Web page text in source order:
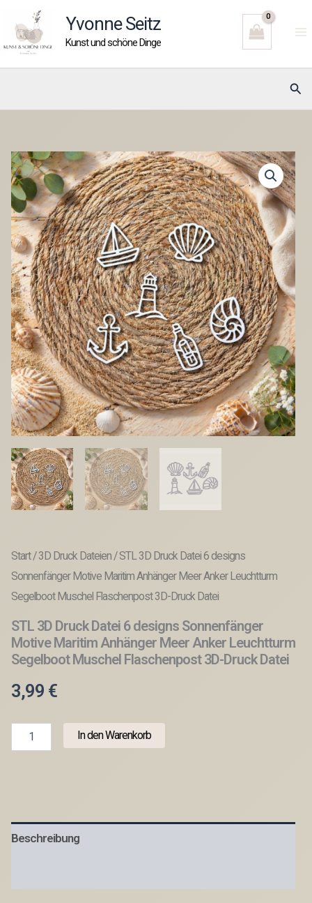
Inhalt
springen
Yvonne Seitz
Kunst und schöne Dinge
Start/3D Druck Dateien/ STL 3D Druck Datei 6 designs
Sonnenfänger Motive Maritim Anhänger Meer Anker Leuchtturm
Segelboot Muschel Flaschenpost 3D-Druck Datei
STL 3D Druck Datei 6 designs Sonnenfänger
Motive Maritim Anhänger Meer Anker Leuchtturm
Segelboot Muschel Flaschenpost 3D-Druck Datei
3,99 €
Motive
Maritim
In den Warenkorb
Beschreibung